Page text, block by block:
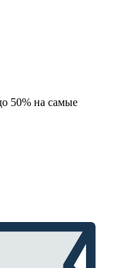
50% на самые